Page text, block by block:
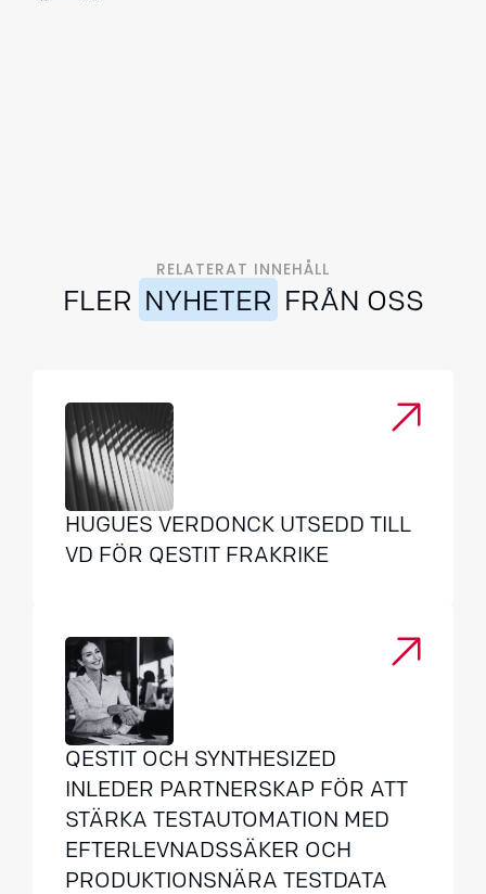
RELATERAT INNEHÅLL
FLER NYHETER FRÅN OSS
HUGUES VERDONCK UTSEDD TILL
VD FÖR QESTIT FRAKRIKE
QESTIT OCH SYNTHESIZED
INLEDER PARTNERSKAP FÖR ATT
STÄRKA TESTAUTOMATION MED
EFTERLEVNADSSÄKER OCH
PRODUKTIONSNÄRA TESTDATA